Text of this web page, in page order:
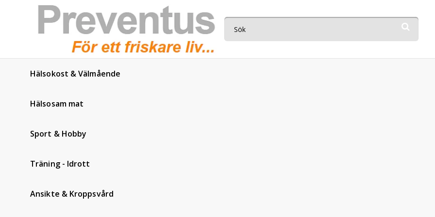
Hälsokost & Välmående
Hälsosam mat
Sport & Hobby
Träning - Idrott
Ansikte & Kroppsvård